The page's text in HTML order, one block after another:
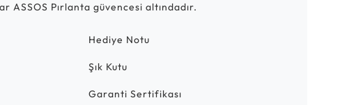
ASSOS Pırlanta güvencesi altındadır.
Hediye Notu
Şık Kutu
Garanti Sertifikası